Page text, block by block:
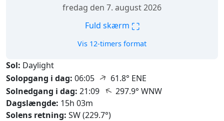
fredag den 7. august 2026
Fuld skærm ⛶
Vis 12-timers format
Sol: Daylight
Solopgang i dag: 06:05 ↑ 61.8° ENE
Solnedgang i dag: 21:09 ↑297.9° WNW
Dagslængde: 15h 03m
Solens retning: SW (229.7°)